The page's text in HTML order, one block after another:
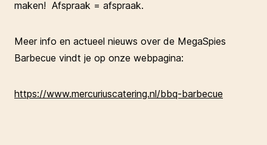
maken! Afspraak = afspraak.
Meer info en actueel nieuws over de MegaSpies
Barbecue vindt je op onze webpagina:
https://www.mercuriuscatering.nl/bbq-barbecue